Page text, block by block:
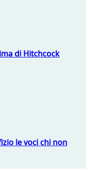
di Hitchcock
le voci chi non